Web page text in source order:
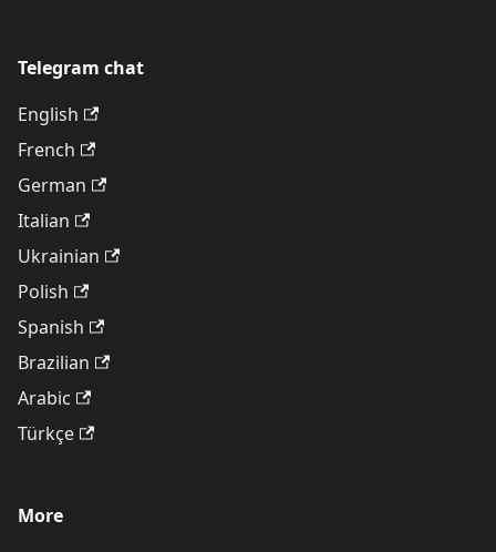
Telegram chat
English
French
German
Italian
Ukrainian
Polish
Spanish
Brazilian
Arabic
Türkçe
More